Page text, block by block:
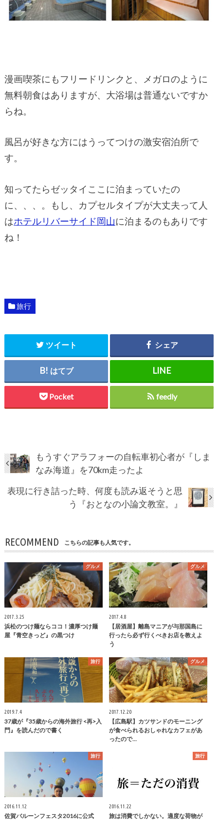
漫画喫茶にもフリードリンクと、メガロのように
無料朝食はありますが、大浴場は普通ないですか
らね。
風呂が好きな方にはうってつけの激安宿泊所で
す。
知ってたらゼッタイここに泊まっていたの
に、、、。もし、カプセルタイプが大丈夫って人
はホテルリバーサイド岡山に泊まるのもありです
ね！
旅行
ツイート シェア
はてブ
Pocket feedly
もうすぐアラフォーの自転車初心者が『しま
なみ海道』を70km走ったよ
表現に行き詰った時、何度も読み返そうと思
う『おとなの小論文教室。』
RECOMMEND こちらの記事も人気です。
グルメ
2017.3.25
浜松のつけ麺ならココ！濃厚つけ麺
屋『青空きっど』の黒つけ
グルメ
2017.4.8
【居酒屋】離島マニアが与那国島に
行ったら必ず行くべきお店を教えよ
う
旅行
2019.7.4
37歳が『35歳からの海外旅行 <再>入
門』を読んだので書く
グルメ
2017.12.20
【広島駅】カツサンドのモーニング
が食べられるおしゃれなカフェがあ
ったので…
旅行
2016.11.12
佐賀バルーンフェスタ2016に公式
旅行
2016.11.22
旅は消費でしかない。適度な荷物が